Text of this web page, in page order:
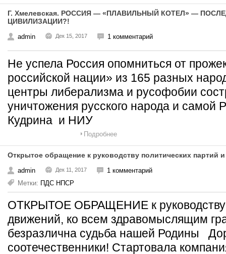
Г. Хмелевская. РОССИЯ — «ПЛАВИЛЬНЫЙ КОТЕЛ» —
ЦИВИЛИЗАЦИИ?!
admin Дек 15, 2017 1 комментарий
Не успела Россия опомниться от
российской нации» из 165 разных
центры либерализма и русофобии
уничтожения русского народа и
Кудрина и НИУ
Подробнее
Открытое обращение к руководству политических партий
admin Дек 11, 2017
1 комментарий
Метки: ПДС НПСР
ОТКРЫТОЕ ОБРАЩЕНИЕ к руководству
движений, ко всем здравомыслящим
безразлична судьба нашей Родины
соотечественники! Стартовала